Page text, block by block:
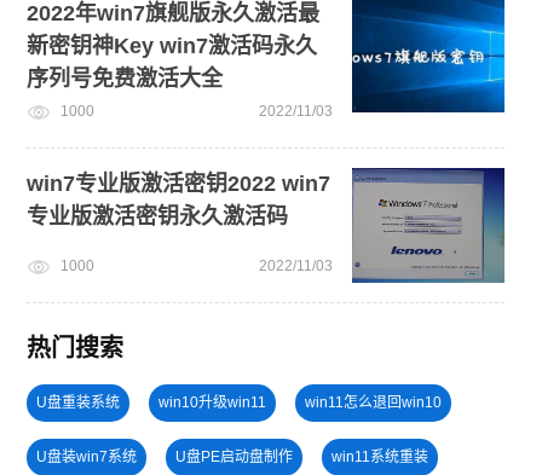
2022年win7旗舰版永久激活最
新密钥神Key win7激活码永久
序列号免费激活大全
1000 2022/11/03
win7专业版激活密钥2022 win7
专业版激活密钥永久激活码
1000 2022/11/03
热门搜索
U盘重装系统 win10升级win11 win11怎么退回win10
U盘装win7系统 U盘PE启动盘制作 win11系统重装